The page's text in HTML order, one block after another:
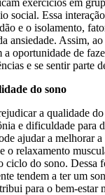
social. Essa
e o isolamento,
ansiedade. Assim,
a oportunidade de
e se sentir parte
do sono
a qualidade
e dificuldade para
ajudar a melhorar
o relaxamento
ciclo do sono. Dessa
tendem a ter um
para o bem-estar